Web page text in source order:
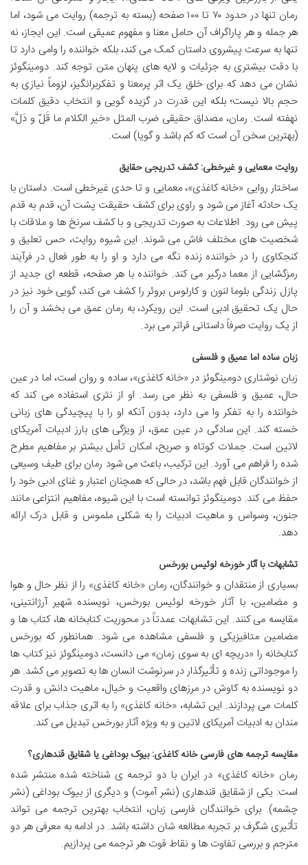
رمان تنها در حدود ۷۰ تا ۱۰۰ صفحه (بسته به ترجمه) روایت می شود، اما
هر جمله و هر پاراگراف آن حامل معنا و مفهوم عمیقی است. این ایجاز، نه
تنها به سرعت پیشروی داستان کمک می کند، بلکه خواننده را وامی دارد تا
با دقت بیشتری به جزئیات و لایه های پنهان متن توجه کند. دومینگوئز
نشان می دهد که برای خلق یک اثر پرمعنا و تفکربرانگیز، لزوماً نیازی به
حجم بالا نیست؛ بلکه این قدرت در گزیده گویی و انتخاب دقیق کلمات
نهفته است. رمان، مصداق حقیقی ضرب المثل «خیر الکلام ما قَلّ و دَلَّ»
(بهترین سخن آن است که کم باشد و گویا) است.
روایت معمایی و غیرخطی: کشف تدریجی حقایق
ساختار روایی «خانه کاغذی»، معمایی و تا حدی غیرخطی است. داستان با
یک حادثه آغاز می شود و راوی برای کشف حقیقت پشت آن، قدم به قدم
پیش می رود. اطلاعات به صورت تدریجی و با کشف سرنخ ها و ملاقات با
شخصیت های مختلف فاش می شوند. این شیوه روایت، حس تعلیق و
کنجکاوی را در خواننده زنده نگه می دارد و او را به طور فعال در فرآیند
رمزگشایی از معما درگیر می کند. خواننده با هر صفحه، قطعه ای جدید از
پازل زندگی بلوما لنون و کارلوس بروئر را کشف می کند، گویی خود نیز در
حال یک تحقیق ادبی است. این رویکرد، به رمان عمق می بخشد و آن را
از یک روایت صرفاً داستانی فراتر می برد.
زبان ساده اما عمیق و فلسفی
زبان نوشتاری دومینگوئز در «خانه کاغذی»، ساده و روان است، اما در عین
حال، عمیق و فلسفی به نظر می رسد. او از نثری استفاده می کند که
خواننده را به تفکر وا می دارد، بدون آنکه او را با پیچیدگی های زبانی
خسته کند. این سادگی در عین عمق، از ویژگی های بارز ادبیات آمریکای
لاتین است. جملات کوتاه و صریح، امکان تأمل بیشتر بر مفاهیم مطرح
شده را فراهم می آورد. این ترکیب، باعث می شود رمان برای طیف وسیعی
از خوانندگان قابل فهم باشد، در حالی که همچنان اعتبار و غنای ادبی خود را
حفظ می کند. دومینگوئز توانسته است با این شیوه، مفاهیم انتزاعی مانند
جنون، وسواس و ماهیت ادبیات را به شکلی ملموس و قابل درک ارائه
دهد.
تشابهات با آثار خورخه لوئیس بورخس
بسیاری از منتقدان و خوانندگان، رمان «خانه کاغذی» را از نظر حال و هوا
و مضامین، با آثار خورخه لوئیس بورخس، نویسنده شهیر آرژانتینی،
مقایسه می کنند. این تشابهات عمدتاً در محوریت کتابخانه ها، کتاب ها و
مضامین متافیزیکی و فلسفی مشاهده می شود. همانطور که بورخس
کتابخانه را «دریچه ای به سوی زمان» می دانست، دومینگوئز نیز کتاب ها
را موجوداتی زنده و تأثیرگذار در سرنوشت انسان ها به تصویر می کشد. هر
دو نویسنده به کاوش در مرزهای واقعیت و خیال، ماهیت دانش و قدرت
کلمات می پردازند. این تشابه، «خانه کاغذی» را به اثری جذاب برای علاقه
مندان به ادبیات آمریکای لاتین و به ویژه آثار بورخس تبدیل می کند.
مقایسه ترجمه های فارسی خانه کاغذی: بیوک بوداغی یا شقایق قندهاری؟
رمان «خانه کاغذی» در ایران با دو ترجمه ی شناخته شده منتشر شده
است: یکی از شقایق قندهاری (نشر آموت) و دیگری از بیوک بوداغی (نشر
چشمه). برای خوانندگان فارسی زبان، انتخاب بهترین ترجمه می تواند
تأثیری شگرف بر تجربه مطالعه شان داشته باشد. در ادامه به معرفی هر دو
مترجم و بررسی تفاوت ها و نقاط قوت هر ترجمه می پردازیم.